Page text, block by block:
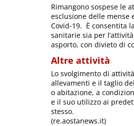
Rimangono sospese le
esclusione delle
Covid-19. È consentita
sanitarie sia per
asporto, con divieto di
Altre attività
Lo svolgimento di
allevamenti e il taglio
o abitazione, a
e il suo utilizzo ai
stesso.
(re.aostanews.it)